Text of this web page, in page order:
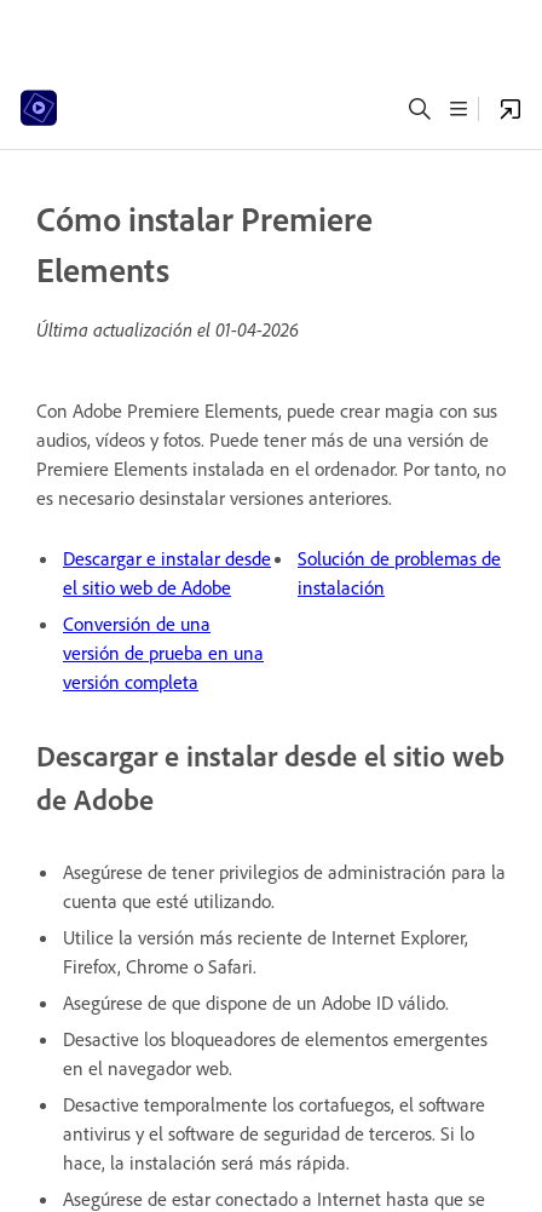
Cómo instalar Premiere
Elements
Última actualización el 01-04-2026
Con Adobe Premiere Elements, puede crear magia con sus
audios, vídeos y fotos. Puede tener más de una versión de
Premiere Elements instalada en el ordenador. Por tanto, no
es necesario desinstalar versiones anteriores.
Descargar e instalar desde
el sitio web de Adobe
Conversión de una
versión de prueba en una
versión completa
Solución de problemas de
instalación
Descargar e instalar desde el sitio web
de Adobe
Asegúrese de tener privilegios de administración para la
cuenta que esté utilizando.
Utilice la versión más reciente de Internet Explorer,
Firefox, Chrome o Safari.
Asegúrese de que dispone de un Adobe ID válido.
Desactive los bloqueadores de elementos emergentes
en el navegador web.
Desactive temporalmente los cortafuegos, el software
antivirus y el software de seguridad de terceros. Si lo
hace, la instalación será más rápida.
Asegúrese de estar conectado a Internet hasta que se